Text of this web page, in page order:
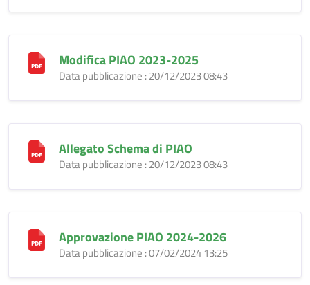
Modifica PIAO 2023-2025
Data pubblicazione : 20/12/2023 08:43
Allegato Schema di PIAO
Data pubblicazione : 20/12/2023 08:43
Approvazione PIAO 2024-2026
Data pubblicazione : 07/02/2024 13:25